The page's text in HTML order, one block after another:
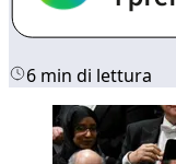
6 min di lettura